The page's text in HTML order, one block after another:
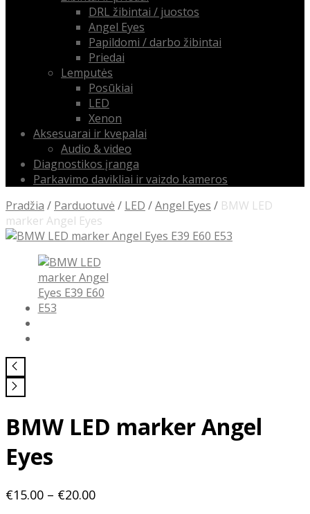
DRL žibintai / juostos
Angel Eyes
Papildomi / darbo žibintai
Priedai
Lemputės
Posūkiai
LED
Xenon
Aksesuarai ir kvepalai
Audio & video
Diagnostikos įranga
Parkavimo davikliai ir vaizdo kameros
Pradžia / Parduotuvė / LED /Angel Eyes / BMW LED
marker Angel Eyes
BMW LED marker Angel
Eyes
€15.00 – €20.00Price